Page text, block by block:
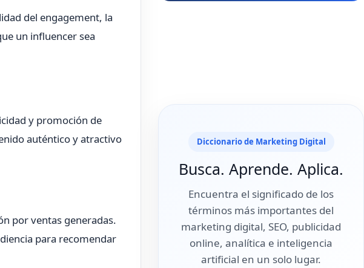
del engagement, la
un influencer sea
y promoción de
auténtico y atractivo
por ventas generadas.
para recomendar
Diccionario de Marketing Digital
Busca. Aprende. Aplica.
Encuentra el significado de los
términos más importantes del
marketing digital, SEO, publicidad
online, analítica e inteligencia
artificial en un solo lugar.